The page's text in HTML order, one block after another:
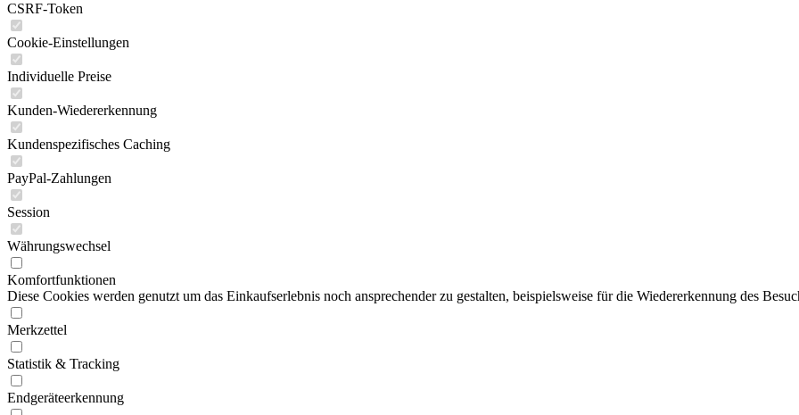
CSRF-Token
Cookie-Einstellungen
Individuelle Preise
Kunden-Wiedererkennung
Kundenspezifisches Caching
PayPal-Zahlungen
Session
Währungswechsel
Komfortfunktionen
Diese Cookies werden genutzt um das Einkaufserlebnis noch ansprechender zu gestalten, beispielsweise für die Wiedererkennung des
Merkzettel
Statistik & Tracking
Endgeräteerkennung